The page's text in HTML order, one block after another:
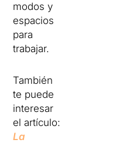
modos y
espacios
para
trabajar.
También
te puede
interesar
el artículo:
La